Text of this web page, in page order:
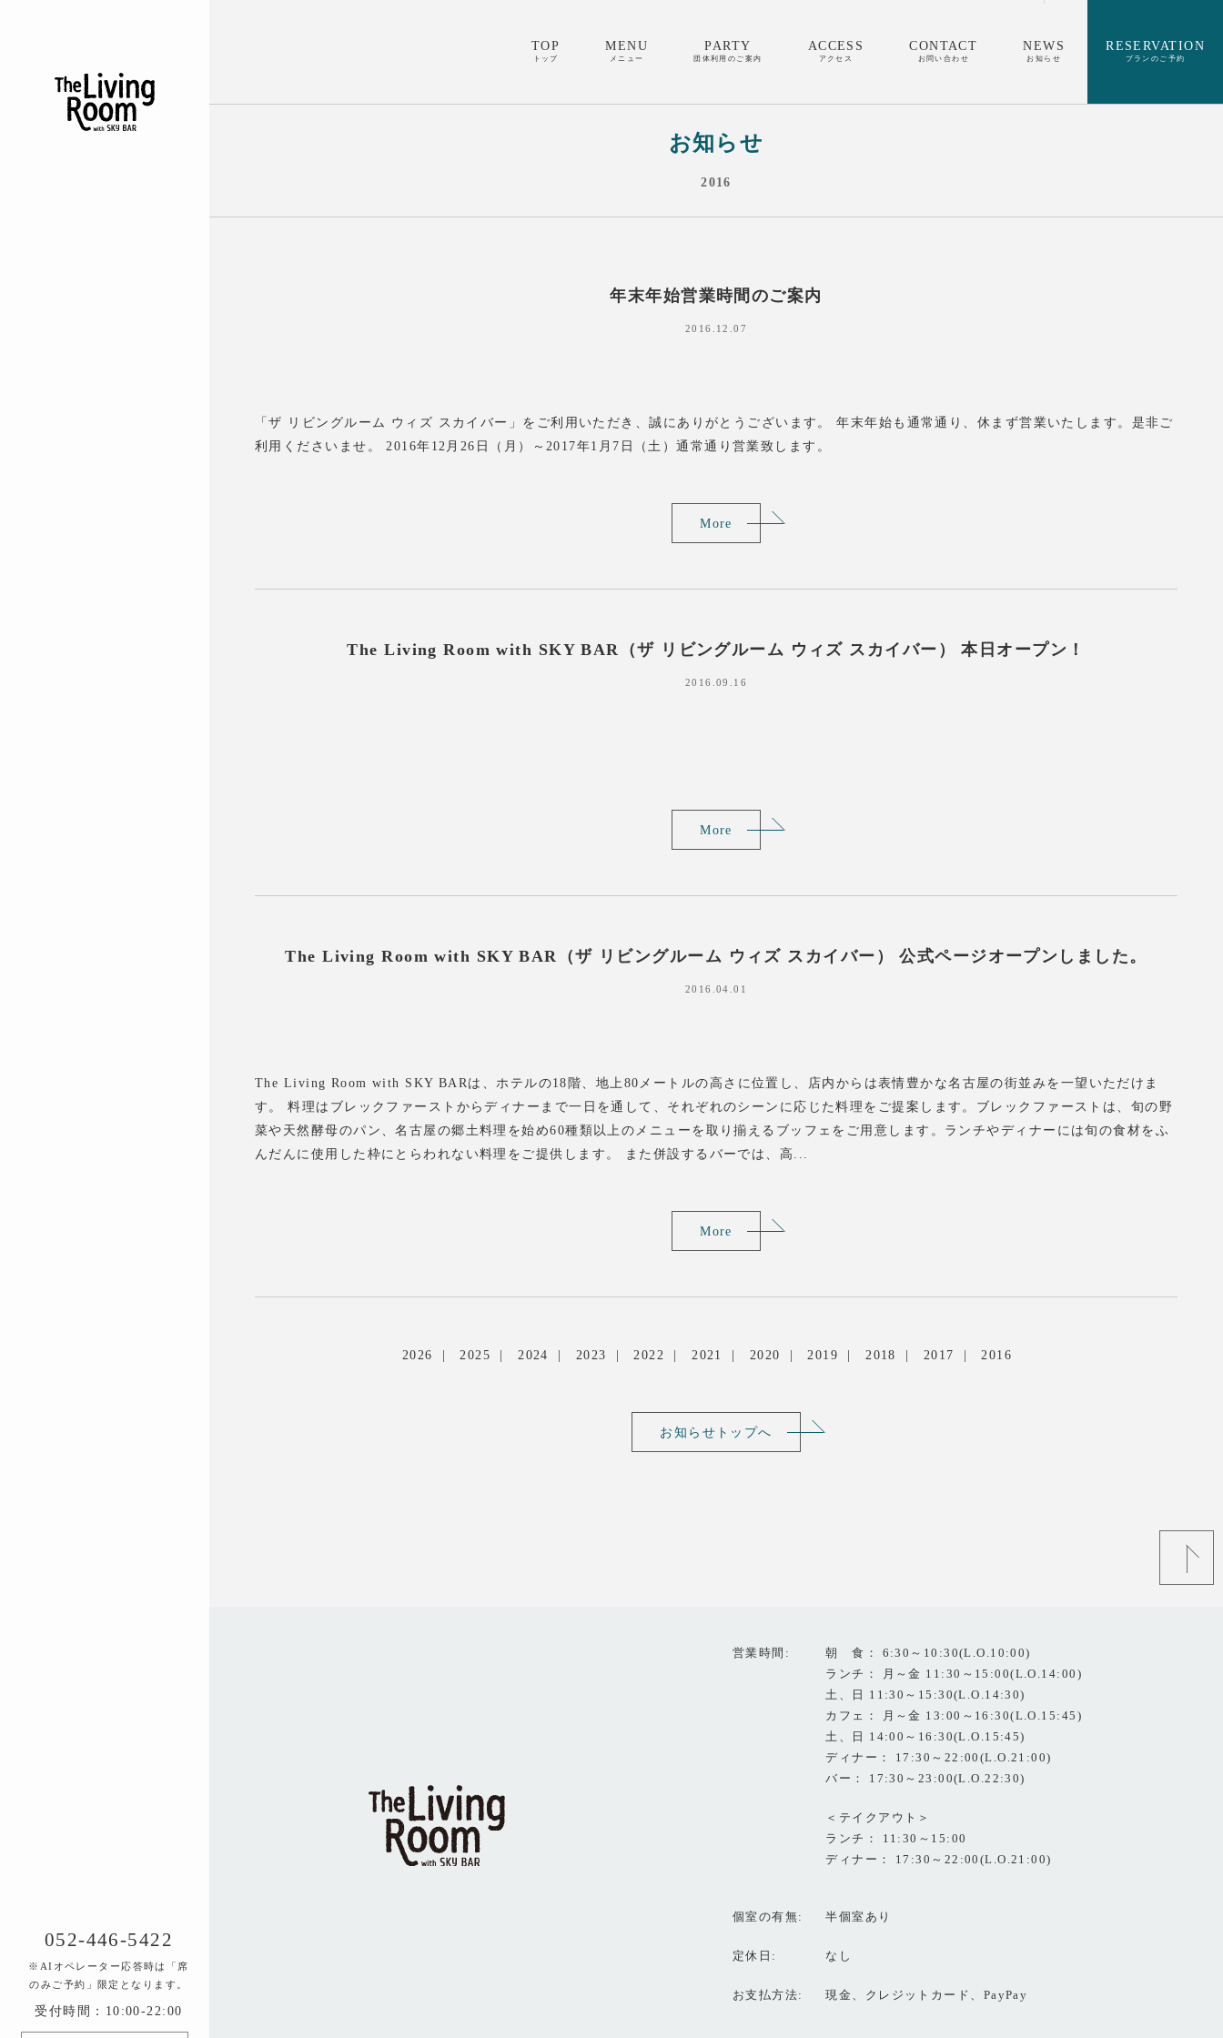
052-446-5422
※AIオペレーター応答時は「席
のみご予約」限定となります。
受付時間：10:00-22:00
TOP
トップ
MENU
メニュー
PARTY
団体利用のご案内
ACCESS
アクセス
CONTACT
お問い合わせ
NEWS
お知らせ
RESERVATION
プランのご予約
お知らせ
2016
年末年始営業時間のご案内
2016.12.07
「ザ リビングルーム ウィズ スカイバー」をご利用いただき、誠にありがとうございます。 年末年始も通常通り、休まず営業いたします。是非ご
利用くださいませ。 2016年12月26日（月）～2017年1月7日（土）通常通り営業致します。
More
The Living Room with SKY BAR（ザ リビングルーム ウィズ スカイバー） 本日オープン！
2016.09.16
More
The Living Room with SKY BAR（ザ リビングルーム ウィズ スカイバー） 公式ページオープンしました。
2016.04.01
The Living Room with SKY BARは、ホテルの18階、地上80メートルの高さに位置し、店内からは表情豊かな名古屋の街並みを一望いただけま
す。 料理はブレックファーストからディナーまで一日を通して、それぞれのシーンに応じた料理をご提案します。ブレックファーストは、旬の野
菜や天然酵母のパン、名古屋の郷土料理を始め60種類以上のメニューを取り揃えるブッフェをご用意します。ランチやディナーには旬の食材をふ
んだんに使用した枠にとらわれない料理をご提供します。 また併設するバーでは、高...
More
2026 2025 2024 2023 2022 2021 2020 2019 2018 2017 2016
お知らせトップへ
営業時間
朝 食： 6:30～10:30(L.O.10:00)
ランチ： 月～金 11:30～15:00(L.O.14:00)
土、日 11:30～15:30(L.O.14:30)
カフェ： 月～金 13:00～16:30(L.O.15:45)
土、日 14:00～16:30(L.O.15:45)
ディナー： 17:30～22:00(L.O.21:00)
バー： 17:30～23:00(L.O.22:30)
＜テイクアウト＞
ランチ： 11:30～15:00
ディナー： 17:30～22:00(L.O.21:00)
個室の有無 半個室あり
定休日 なし
お支払方法 現金、クレジットカード、PayPay